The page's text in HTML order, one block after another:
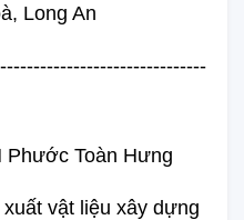
Long An
Phước Toàn Hưng
xuất vật liệu xây dựng